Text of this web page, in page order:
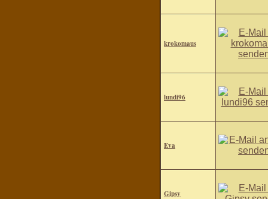
krokomaus
lundi96
Eva
Gipsy